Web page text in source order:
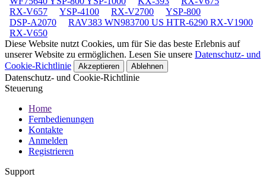
RX-V657
YSP-4100 RX-V2700
YSP-800
DSP-A2070
RAV383 WN983700 US HTR-6290 RX-V1900
RX-V650
Diese Website nutzt Cookies, um für Sie das beste Erlebnis auf
unserer Website zu ermöglichen. Lesen Sie unsere Datenschutz- und
Cookie-Richtlinie
Akzeptieren Ablehnen
Datenschutz- und Cookie-Richtlinie
Steuerung
Home
Fernbedienungen
Kontakte
Anmelden
Registrieren
Support